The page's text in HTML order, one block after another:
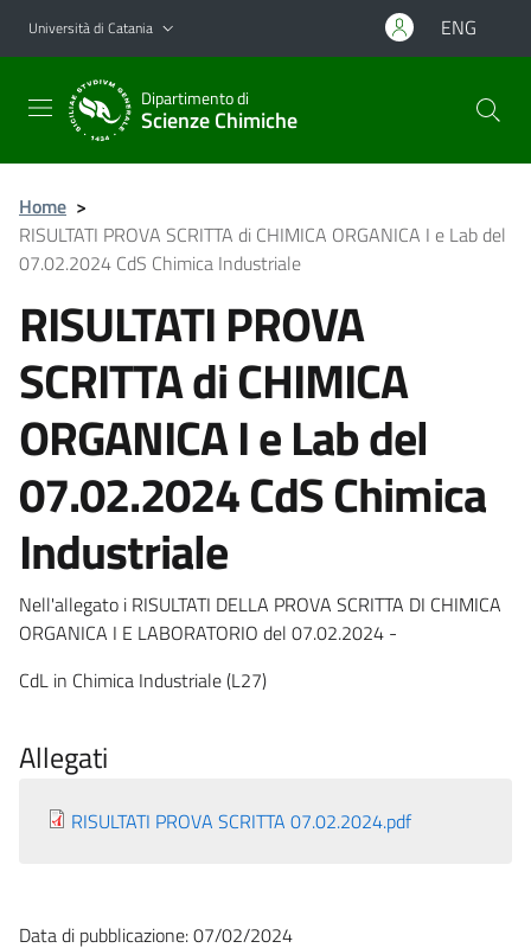
Vai al contenuto principale
Vai al menu di navigazione
Università di Catania ENG
Dipartimento di
Scienze Chimiche
Home >
RISULTATI PROVA SCRITTA di CHIMICA ORGANICA I e Lab del
07.02.2024 CdS Chimica Industriale
RISULTATI PROVA
SCRITTA di CHIMICA
ORGANICA I e Lab del
07.02.2024 CdS Chimica
Industriale
Nell'allegato i RISULTATI DELLA PROVA SCRITTA DI CHIMICA
ORGANICA I E LABORATORIO del 07.02.2024 -
CdL in Chimica Industriale (L27)
Allegati
RISULTATI PROVA SCRITTA 07.02.2024.pdf
Data di pubblicazione: 07/02/2024